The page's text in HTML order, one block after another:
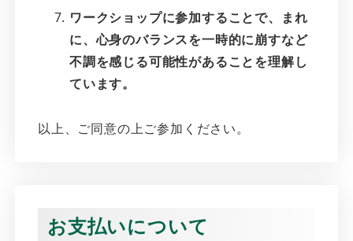
ワークショップに参加することで、まれ
に、心身のバランスを一時的に崩すなど
不調を感じる可能性があることを理解し
ています。
以上、ご同意の上ご参加ください。
お支払いについて